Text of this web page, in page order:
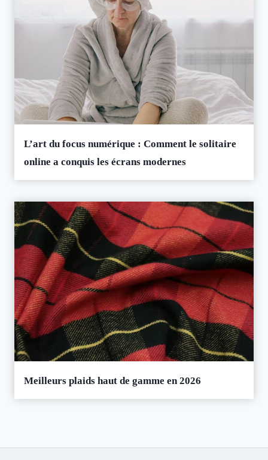
L’art du focus numérique : Comment le solitaire
online a conquis les écrans modernes
Meilleurs plaids haut de gamme en 2026